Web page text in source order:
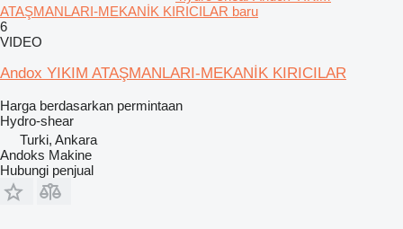
ATAŞMANLARI-MEKANİK KIRICILAR baru
6
VIDEO
Andox YIKIM ATAŞMANLARI-MEKANİK KIRICILAR
Harga berdasarkan permintaan
Hydro-shear
Turki, Ankara
Andoks Makine
Hubungi penjual